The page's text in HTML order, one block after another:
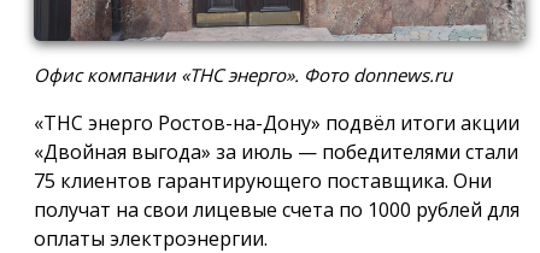
Офис компании «ТНС энерго». Фото donnews.ru
«ТНС энерго Ростов-на-Дону» подвёл итоги акции
«Двойная выгода» за июль — победителями стали
75 клиентов гарантирующего поставщика. Они
получат на свои лицевые счета по 1000 рублей для
оплаты электроэнергии.